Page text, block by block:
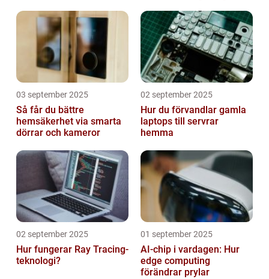
03 september 2025
Så får du bättre
hemsäkerhet via smarta
dörrar och kameror
02 september 2025
Hur du förvandlar gamla
laptops till servrar
hemma
02 september 2025
Hur fungerar Ray Tracing-
teknologi?
01 september 2025
AI-chip i vardagen: Hur
edge computing
förändrar prylar